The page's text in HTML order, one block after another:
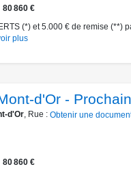
80 860 €
(*) et 5.000 € de remise (**)
plus
d'Or -
d'Or, Rue : Obtenir une
80 860 €